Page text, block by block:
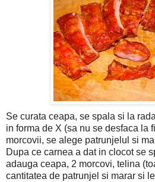
Se curata ceapa, se spala si la
in forma de X (sa nu se desfaca la
morcovii, se alege patrunjelul si
Dupa ce carnea a dat in clocot se
adauga ceapa, 2 morcovi, telina
cantitatea de patrunjel si marar si